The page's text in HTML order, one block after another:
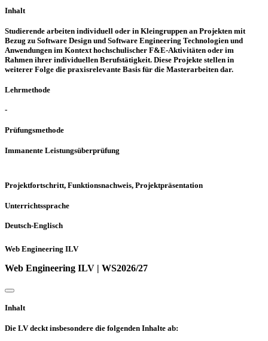
Inhalt
Studierende arbeiten individuell oder in Kleingruppen an Projekten mit
Bezug zu Software Design und Software Engineering Technologien und
Anwendungen im Kontext hochschulischer F&E-Aktivitäten oder im
Rahmen ihrer individuellen Berufstätigkeit. Diese Projekte stellen in
weiterer Folge die praxisrelevante Basis für die Masterarbeiten dar.
Lehrmethode
-
Prüfungsmethode
Immanente Leistungsüberprüfung
Projektfortschritt, Funktionsnachweis, Projektpräsentation
Unterrichtssprache
Deutsch-Englisch
Web Engineering ILV
Web Engineering ILV | WS2026/27
Inhalt
Die LV deckt insbesondere die folgenden Inhalte ab: